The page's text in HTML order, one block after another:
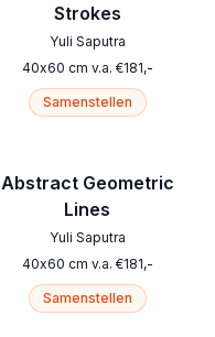
Strokes
Yuli Saputra
40x60 cm v.a. €181,-
Samenstellen
Abstract Geometric
Lines
Yuli Saputra
40x60 cm v.a. €181,-
Samenstellen